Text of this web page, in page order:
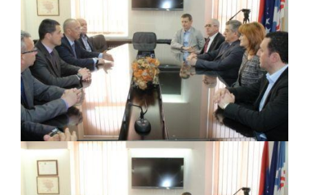
PRELIMINARNA RANG LISTA KANDIDATA KOJI
SU OSTVARILI PRAVO NA GRADSKI MJESEČNI
BORAČKI DODATAK ZA DEMOBILISANE
BORCE VOJSKE REPUBLIKE SRPSKE U STANjU
SOCIJALNE POTREBE
Obrasci zahtjeva za regresirano gorivo
dostupni od 13. marta do 15. novembra
Zahtjev za izdavanje PONOSNE KARTICE
Obavještenje o zabrani saobraćaja 6. i 7.